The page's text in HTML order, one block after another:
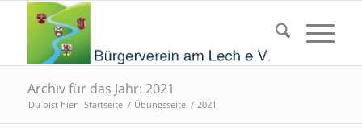
Archiv für das Jahr: 2021
Du bist hier: Startseite / Übungsseite / 2021